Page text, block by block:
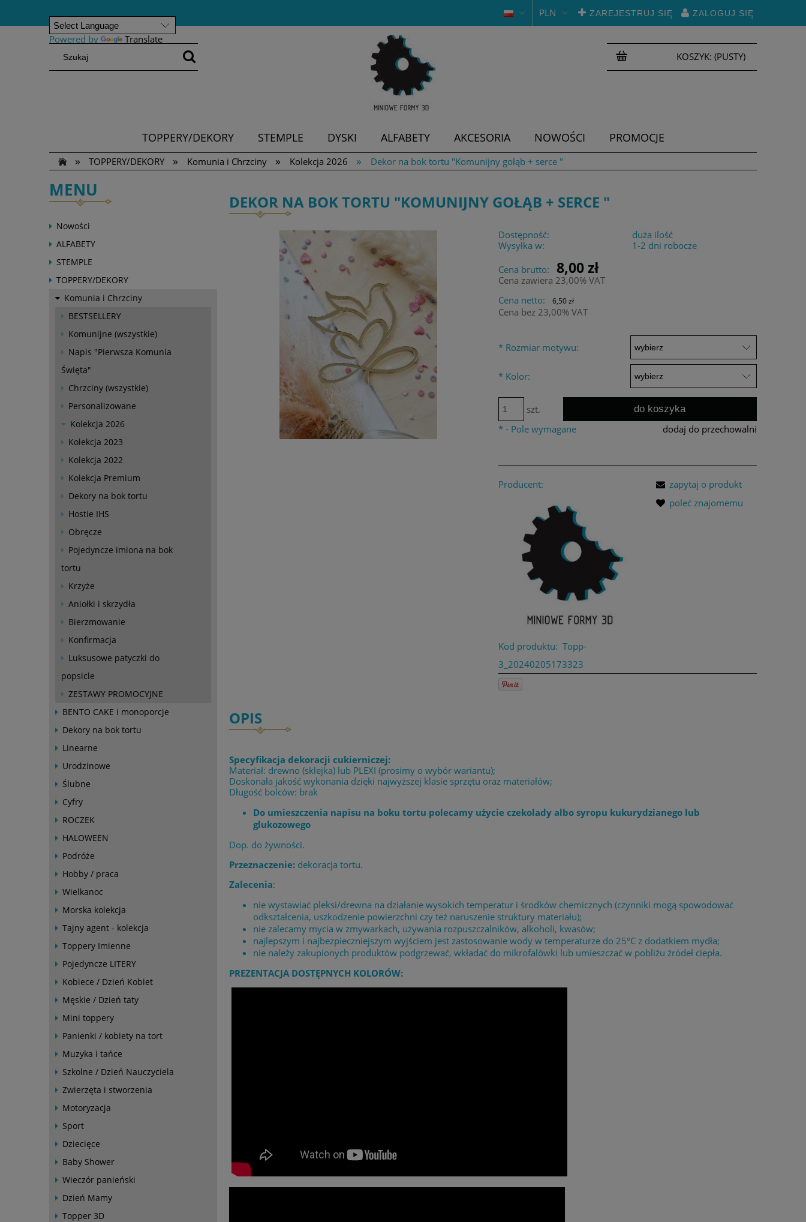
Powered by Translate
ZAREJESTRUJ SIĘ ZALOGUJ SIĘ
PLN
KOSZYK: (PUSTY)
TOPPERY/DEKORY STEMPLE DYSKI ALFABETY AKCESORIA NOWOŚCI
PROMOCJE
»
TOPPERY/DEKORY » Komunia i Chrzciny » Kolekcja 2026 » Dekor na bok tortu "Komunijny gołąb + serce "
MENU
Nowości
ALFABETY
STEMPLE
TOPPERY/DEKORY
Komunia i Chrzciny
BESTSELLERY
Komunijne (wszystkie)
Napis "Pierwsza Komunia
Święta"
Chrzciny (wszystkie)
Personalizowane
Kolekcja 2026
Kolekcja 2023
Kolekcja 2022
Kolekcja Premium
Dekory na bok tortu
Hostie IHS
Obręcze
Pojedyncze imiona na bok
tortu
Krzyże
Aniołki i skrzydła
Bierzmowanie
Konfirmacja
Luksusowe patyczki do
popsicle
ZESTAWY PROMOCYJNE
BENTO CAKE i monoporcje
Dekory na bok tortu
Linearne
Urodzinowe
Ślubne
Cyfry
ROCZEK
HALOWEEN
Podróże
Hobby / praca
Wielkanoc
Morska kolekcja
Tajny agent - kolekcja
Toppery Imienne
Pojedyncze LITERY
Kobiece / Dzień Kobiet
Męskie / Dzień taty
Mini toppery
Panienki / kobiety na tort
Muzyka i tańce
Szkolne / Dzień Nauczyciela
Zwierzęta i stworzenia
Motoryzacja
Sport
Dziecięce
Baby Shower
Wieczór panieński
Dzień Mamy
Topper 3D
DEKOR NA BOK TORTU "KOMUNIJNY GOŁĄB + SERCE "
Dostępność:
duża ilość
Wysyłka w:
1-2 dni robocze
Cena brutto:
8,00 zł
Cena zawiera 23,00% VAT
Cena netto:
6,50 zł
Cena bez 23,00% VAT
* Rozmiar motywu:
* Kolor:
szt.
do koszyka
dodaj do przechowalni
* - Pole wymagane
Producent:
Kod produktu: Topp-
3_20240205173323
zapytaj o produkt
poleć znajomemu
OPIS
Specyfikacja dekoracji cukierniczej:
Materiał: drewno (sklejka) lub PLEXI (prosimy o wybór wariantu);
Doskonała jakość wykonania dzięki najwyższej klasie sprzętu oraz materiałów;
Długość bolców: brak
Do umieszczenia napisu na boku tortu polecamy użycie czekolady albo syropu kukurydzianego lub
glukozowego
Dop. do żywności.
Przeznaczenie: dekoracja tortu.
Zalecenia:
nie wystawiać pleksi/drewna na działanie wysokich temperatur i środków chemicznych (czynniki mogą spowodować
odkształcenia, uszkodzenie powierzchni czy też naruszenie struktury materiału);
nie zalecamy mycia w zmywarkach, używania rozpuszczalników, alkoholi, kwasów;
najlepszym i najbezpieczniejszym wyjściem jest zastosowanie wody w temperaturze do 25°C z dodatkiem mydła;
nie należy zakupionych produktów podgrzewać, wkładać do mikrofalówki lub umieszczać w pobliżu źródeł ciepła.
PREZENTACJA DOSTĘPNYCH KOLORÓW: